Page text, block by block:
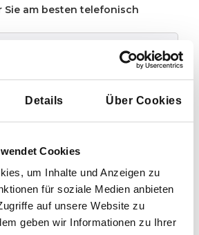
Details Über Cookies
Cookies
um Inhalte und Anzeigen zu
für soziale Medien anbieten
auf unsere Website zu
geben wir Informationen zu Ihrer
am besten telefonisch
Datenschutzrichtlinievon
zu